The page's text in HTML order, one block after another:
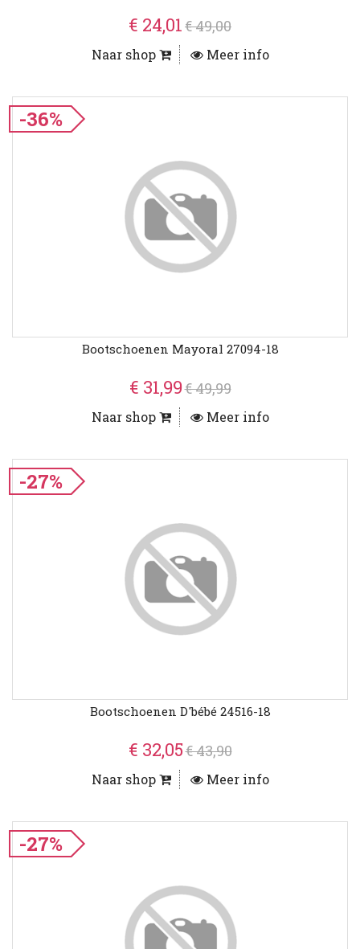
€ 24,01€ 49,00
Naar shop Meer info
-36%
Bootschoenen Mayoral 27094-18
€ 31,99€ 49,99
Naar shop Meer info
-27%
Bootschoenen D'bébé 24516-18
€ 32,05€ 43,90
Naar shop Meer info
-27%